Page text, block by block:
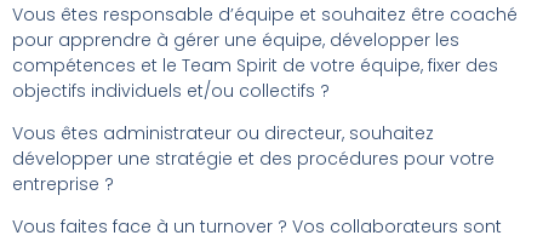
Vous êtes responsable d’équipe et souhaitez être coaché
pour apprendre à gérer une équipe, développer les
compétences et le Team Spirit de votre équipe, fixer des
objectifs individuels et/ou collectifs ?
Vous êtes administrateur ou directeur, souhaitez
développer une stratégie et des procédures pour votre
entreprise ?
Vous faites face à un turnover ? Vos collaborateurs sont